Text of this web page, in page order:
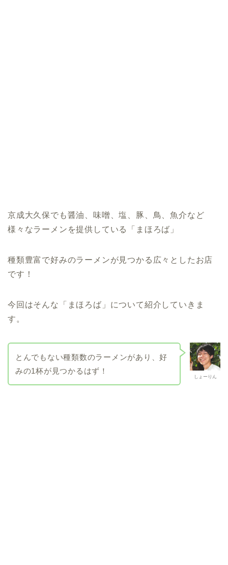
京成大久保でも醤油、味噌、塩、豚、鳥、魚介など
様々なラーメンを提供している「まほろば」
種類豊富で好みのラーメンが見つかる広々としたお店
です！
今回はそんな「まほろば」について紹介していきま
す。
しょーりん
とんでもない種類数のラーメンがあり、好
みの1杯が見つかるはず！